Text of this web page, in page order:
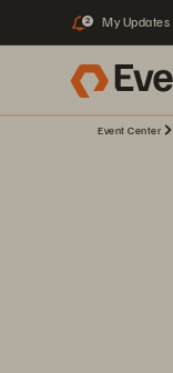
2 My Updates
Event Center